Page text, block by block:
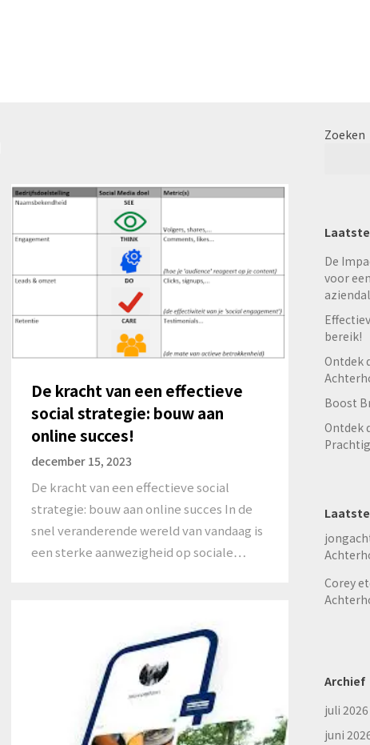
De kracht van een effectieve
social strategie: bouw aan
online succes!
december 15, 2023
De kracht van een effectieve social
strategie: bouw aan online succes In de
snel veranderende wereld van vandaag is
een sterke aanwezigheid op sociale…
Zoeken
De
voor
bereik!
Ontdek
Boost
Ontdek
Corey
Archief
juli 2026
juni